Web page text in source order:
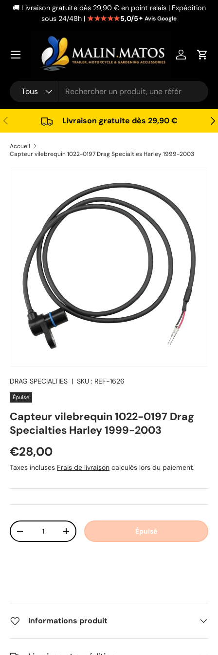
Aller au contenu
🚚 Livraison gratuite dès 29,90 € en point relais | Expédition
sous 24/48h | ★★★★★5,0/5✦ Avis Google
Recherche
Type de produit
Tous
Se
Précédent Livraison gratuite dès 29,90 €
Accueil
Capteur vilebrequin 1022-0197 Drag Specialties Harley 1999-2003
Passer aux informations produits
DRAG SPECIALTIES | SKU : REF-1626
Épuisé
Capteur vilebrequin 1022-0197 Drag
Specialties Harley 1999-2003
Prix habituel
€28,00
Taxes incluses Frais de livraison calculés lors du paiement.
Qté
Diminuer la quantitéAugmenter la quantitéÉpuisé
Informations produit